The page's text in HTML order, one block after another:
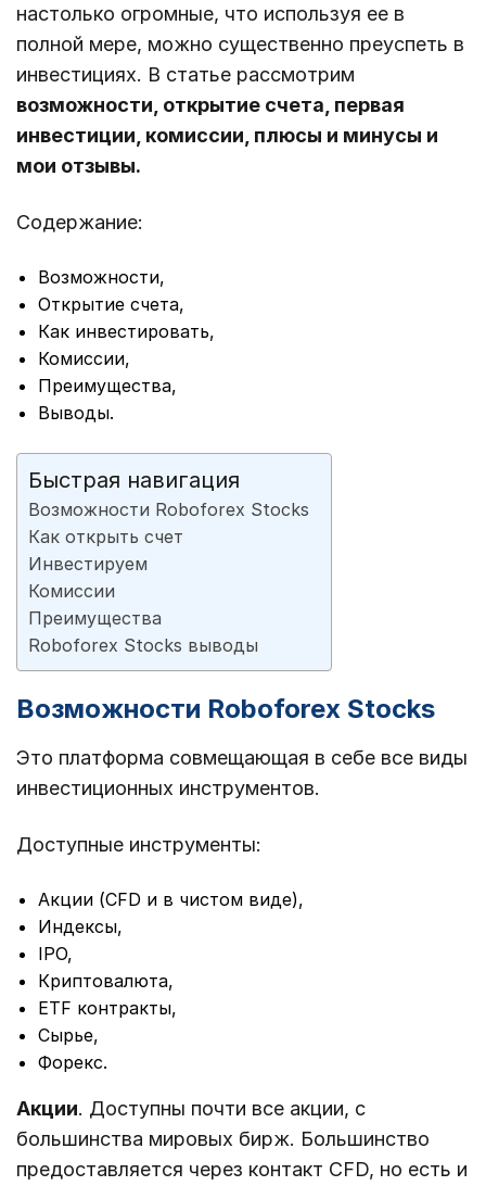
настолько огромные, что используя ее в
полной мере, можно существенно преуспеть в
инвестициях. В статье рассмотрим
возможности, открытие счета, первая
инвестиции, комиссии, плюсы и минусы и
мои отзывы.
Содержание:
Возможности,
Открытие счета,
Как инвестировать,
Комиссии,
Преимущества,
Выводы.
Быстрая навигация
Возможности Roboforex Stocks
Как открыть счет
Инвестируем
Комиссии
Преимущества
Roboforex Stocks выводы
Возможности Roboforex Stocks
Это платформа совмещающая в себе все виды
инвестиционных инструментов.
Доступные инструменты:
Акции (CFD и в чистом виде),
Индексы,
IPO,
Криптовалюта,
ETF контракты,
Сырье,
Форекс.
Акции. Доступны почти все акции, с
большинства мировых бирж. Большинство
предоставляется через контакт CFD, но есть и